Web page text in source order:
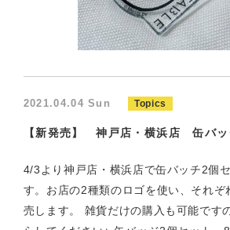
2021.04.04 Sun Topics
【新発売】 神戸店・横浜店 缶バッ
4/3より神戸店・横浜店で缶バッチ2個
す。お店の2種類のロゴを使い、それぞ
売します。 雑貨だけの購入も可能です